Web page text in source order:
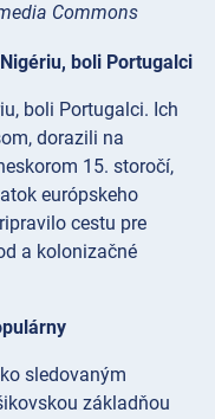
Commons
boli Portugalci
boli Portugalci. Ich
dorazili na
15. storočí,
európskeho
cestu pre
a kolonizačné
sledovaným
základňou